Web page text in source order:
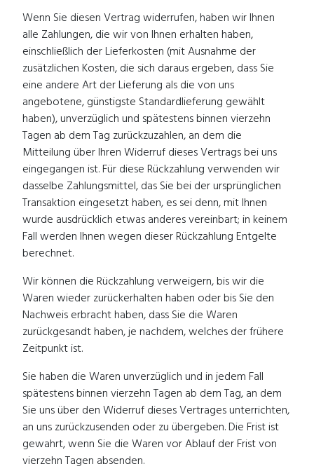
Wenn Sie diesen Vertrag widerrufen, haben wir Ihnen
alle Zahlungen, die wir von Ihnen erhalten haben,
einschließlich der Lieferkosten (mit Ausnahme der
zusätzlichen Kosten, die sich daraus ergeben, dass Sie
eine andere Art der Lieferung als die von uns
angebotene, günstigste Standardlieferung gewählt
haben), unverzüglich und spätestens binnen vierzehn
Tagen ab dem Tag zurückzuzahlen, an dem die
Mitteilung über Ihren Widerruf dieses Vertrags bei uns
eingegangen ist. Für diese Rückzahlung verwenden wir
dasselbe Zahlungsmittel, das Sie bei der ursprünglichen
Transaktion eingesetzt haben, es sei denn, mit Ihnen
wurde ausdrücklich etwas anderes vereinbart; in keinem
Fall werden Ihnen wegen dieser Rückzahlung Entgelte
berechnet.
Wir können die Rückzahlung verweigern, bis wir die
Waren wieder zurückerhalten haben oder bis Sie den
Nachweis erbracht haben, dass Sie die Waren
zurückgesandt haben, je nachdem, welches der frühere
Zeitpunkt ist.
Sie haben die Waren unverzüglich und in jedem Fall
spätestens binnen vierzehn Tagen ab dem Tag, an dem
Sie uns über den Widerruf dieses Vertrages unterrichten,
an uns zurückzusenden oder zu übergeben. Die Frist ist
gewahrt, wenn Sie die Waren vor Ablauf der Frist von
vierzehn Tagen absenden.